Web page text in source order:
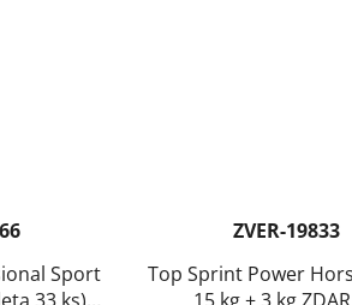
Sport
ZVER-19833
Top Sprint Power